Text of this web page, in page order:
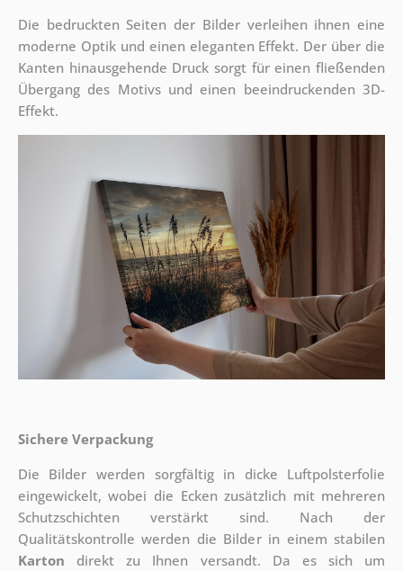
Die bedruckten Seiten der Bilder verleihen ihnen eine
moderne Optik und einen eleganten Effekt. Der über die
Kanten hinausgehende Druck sorgt für einen fließenden
Übergang des Motivs und einen beeindruckenden 3D-
Effekt.
Sichere Verpackung
Die Bilder werden sorgfältig in dicke Luftpolsterfolie
eingewickelt, wobei die Ecken zusätzlich mit mehreren
Schutzschichten verstärkt sind. Nach der
Qualitätskontrolle werden die Bilder in einem stabilen
Karton direkt zu Ihnen versandt. Da es sich um